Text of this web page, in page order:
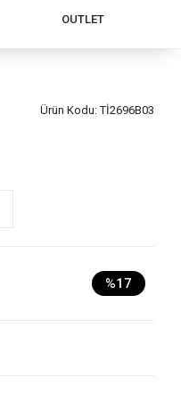
OUTLET
Ürün Kodu:Tİ2696B03
%17